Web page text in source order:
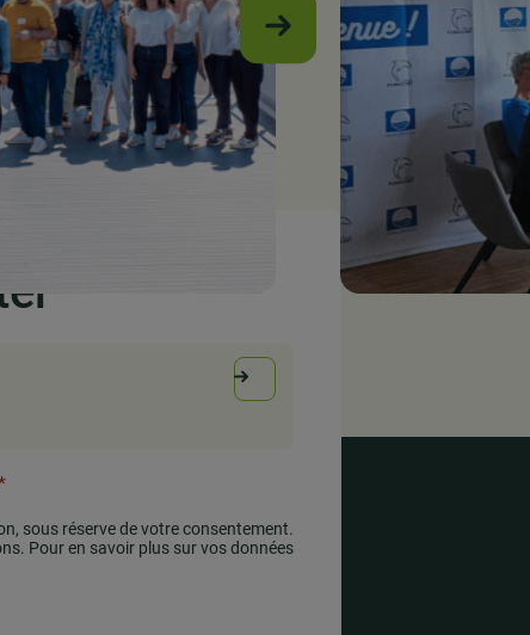
sous réserve de votre consentement.
Pour en savoir plus sur vos données